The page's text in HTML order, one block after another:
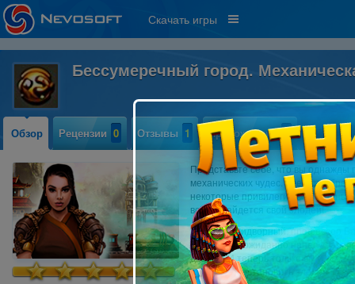
Скачать игры
Бессумеречный город.
Обзор Рецензии 0 Отзывы 1 Прохождение 0
Представьте себе, что вы однажды
механических чудес. Здесь
некоторые привилегии со стороны
всегда найдется свой злодей!
Бывший придворный, профессор
солдат и неожиданно нанес удар,
дворец. И теперь только вы и
горожанам остановить злодея